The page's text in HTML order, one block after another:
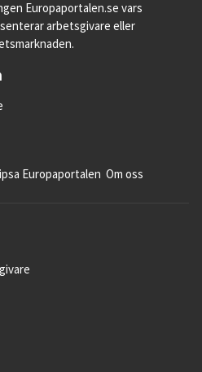
Europaportalen.se vars
arbetsgivare eller
Europaportalen Om oss